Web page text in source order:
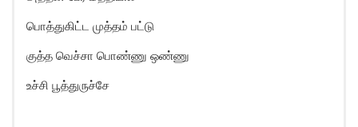
பொத்துகிட்ட முத்தம் பட்டு
குத்த வெச்சா பொண்ணு ஒண்ணு
உச்சி பூத்துருச்சே